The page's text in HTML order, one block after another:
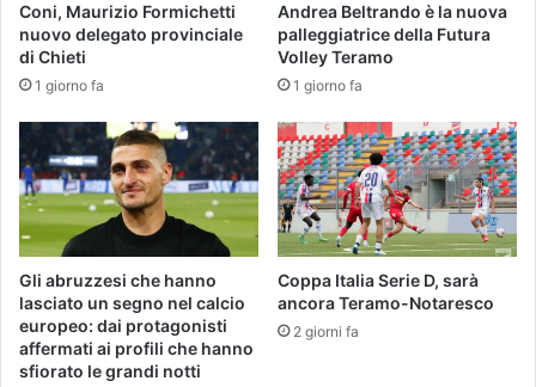
Coni, Maurizio Formichetti
nuovo delegato provinciale
di Chieti
1 giorno fa
Andrea Beltrando è la nuova
palleggiatrice della Futura
Volley Teramo
1 giorno fa
Gli abruzzesi che hanno
lasciato un segno nel calcio
europeo: dai protagonisti
affermati ai profili che hanno
sfiorato le grandi notti
Coppa Italia Serie D, sarà
ancora Teramo-Notaresco
2 giorni fa